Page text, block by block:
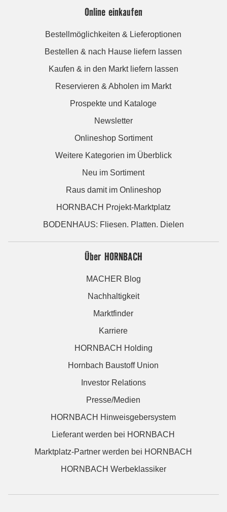
Online einkaufen
Bestellmöglichkeiten & Lieferoptionen
Bestellen & nach Hause liefern lassen
Kaufen & in den Markt liefern lassen
Reservieren & Abholen im Markt
Prospekte und Kataloge
Newsletter
Onlineshop Sortiment
Weitere Kategorien im Überblick
Neu im Sortiment
Raus damit im Onlineshop
HORNBACH Projekt-Marktplatz
BODENHAUS: Fliesen. Platten. Dielen
Über HORNBACH
MACHER Blog
Nachhaltigkeit
Marktfinder
Karriere
HORNBACH Holding
Hornbach Baustoff Union
Investor Relations
Presse/Medien
HORNBACH Hinweisgebersystem
Lieferant werden bei HORNBACH
Marktplatz-Partner werden bei HORNBACH
HORNBACH Werbeklassiker